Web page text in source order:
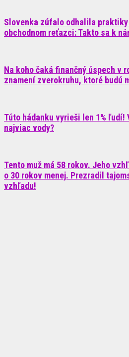
Slovenka zúfalo odhalila
obchodnom reťazci: Takto sa k
Na koho čaká finančný úspech v
znamení zverokruhu, ktoré budú
Túto hádanku vyrieši len 1% ľudí!
najviac vody?
Tento muž má 58 rokov. Jeho
o 30 rokov menej. Prezradil
vzhľadu!